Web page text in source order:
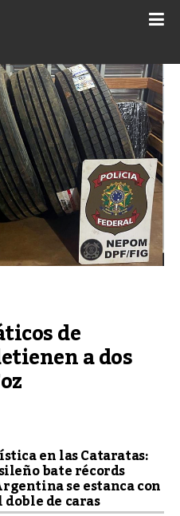
de
a dos
en las Cataratas:
bate récords
se estanca con
de caras